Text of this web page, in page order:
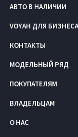
АВТО В НАЛИЧИИ
VOYAH ДЛЯ БИЗНЕСА
КОНТАКТЫ
МОДЕЛЬНЫЙ РЯД
ПОКУПАТЕЛЯМ
ВЛАДЕЛЬЦАМ
О НАС